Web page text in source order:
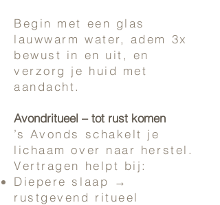
Begin met een glas
lauwwarm water, adem 3x
bewust in en uit, en
verzorg je huid met
aandacht.
Avondritueel – tot rust komen
’s Avonds schakelt je
lichaam over naar herstel.
Vertragen helpt bij:
Diepere slaap →
rustgevend ritueel